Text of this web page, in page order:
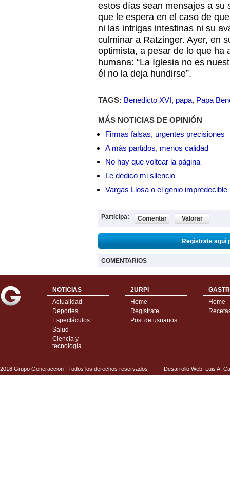
estos días sean mensajes a su
que le espera en el caso de
ni las intrigas intestinas ni su
culminar a Ratzinger. Ayer, en
optimista, a pesar de lo que ha
humana: “La Iglesia no es
él no la deja hundirse”.
TAGS: Benedicto XVI, papa, Papa
MÁS NOTICIAS DE OPINIÓN
Firmas falsas, urgentes precisiones
A más partidos, menos calidad
No hay que voltear la página
Le dedico mi silencio
Vargas Llosa o el genio impredecible
Participa: Comentar Valorar
Regístrate aquí
COMENTARIOS
NOTICIAS
Actualidad
Deportes
Espectáculos
Salud
Ciencia y
tecnología
2URPI
Home
Regístrate
Post de usuarios
Home
2018 Grupo Generaccion . Todos los derechos reservados | Desarrollo Web: Luis